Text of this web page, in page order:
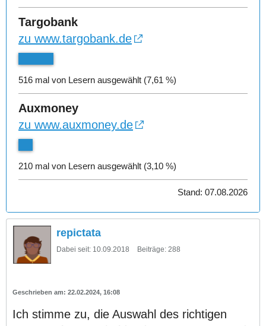
Targobank
zu www.targobank.de
516 mal von Lesern ausgewählt (7,61 %)
Auxmoney
zu www.auxmoney.de
210 mal von Lesern ausgewählt (3,10 %)
Stand: 07.08.2026
repictata
Dabei seit: 10.09.2018 Beiträge: 288
22.02.2024, 16:08
Ich stimme zu, die Auswahl des richtigen